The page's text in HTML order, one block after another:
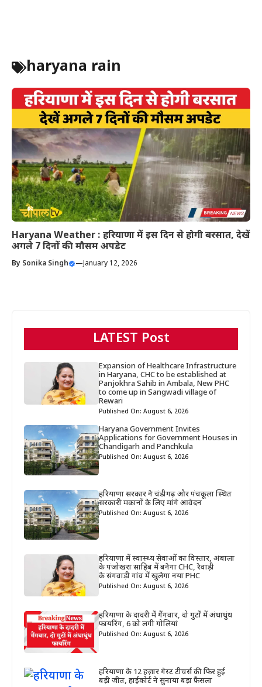
haryana rain
Haryana Weather : हरियाणा में इस दिन से होगी बरसात, देखें
अगले 7 दिनों की मौसम अपडेट
By Sonika Singh —January 12, 2026
LATEST Post
Expansion of Healthcare Infrastructure
in Haryana, CHC to be established at
Panjokhra Sahib in Ambala, New PHC
to come up in Sangwadi village of
Rewari
Published On: August 6, 2026
Haryana Government Invites
Applications for Government Houses in
Chandigarh and Panchkula
Published On: August 6, 2026
हरियाणा सरकार ने चंडीगढ़ और पंचकूला स्थित
सरकारी मकानों के लिए मांगे आवेदन
Published On: August 6, 2026
हरियाणा में स्वास्थ्य सेवाओं का विस्तार, अंबाला
के पंजोखरा साहिब में बनेगा CHC, रेवाड़ी
के संगवाड़ी गांव में खुलेगा नया PHC
Published On: August 6, 2026
हरियाणा के दादरी में गैंगवार, दो गुटों में अंधाधुंध
फायरिंग, 6 को लगी गोलियां
Published On: August 6, 2026
हरियाणा के 12 हज़ार गेस्ट टीचर्स की फिर हुई
बड़ी जीत, हाईकोर्ट ने सुनाया बड़ा फ़ैसला